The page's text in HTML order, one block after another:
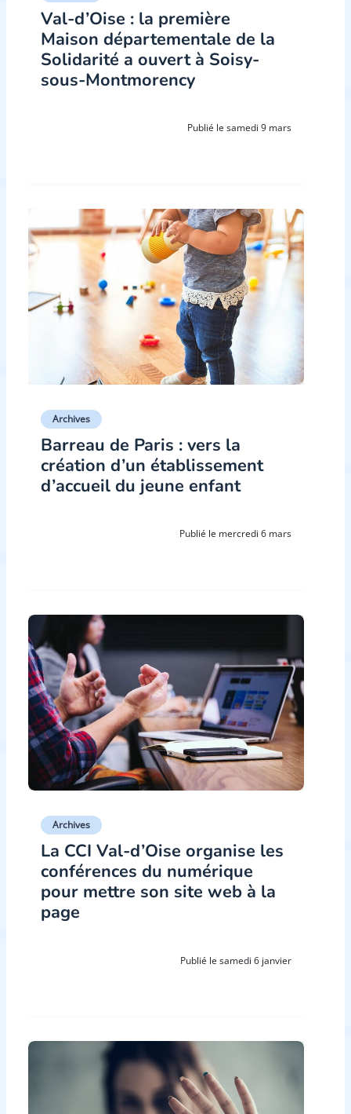
Val-d’Oise : la première
Maison départementale de la
Solidarité a ouvert à Soisy-
sous-Montmorency
Publié le samedi 9 mars
Archives
Barreau de Paris : vers la
création d’un établissement
d’accueil du jeune enfant
Publié le mercredi 6 mars
Archives
La CCI Val-d’Oise organise les
conférences du numérique
pour mettre son site web à la
page
Publié le samedi 6 janvier